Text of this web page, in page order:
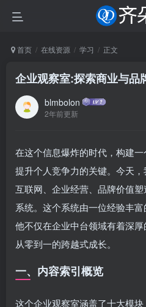
首页 在线资源 学习 正文
企业观察室:探索商业与品
blmbolon
2年前更新
在这个信息爆炸的时代，构建
提升个人竞争力的关键。今天
互联网、企业经营、品牌价值
系统。这个系统由一位经验丰
他不仅在企业中台领域有着深
从零到一的跨越式成长。
一、内容索引概览
这个企业观察室涵盖了十大模